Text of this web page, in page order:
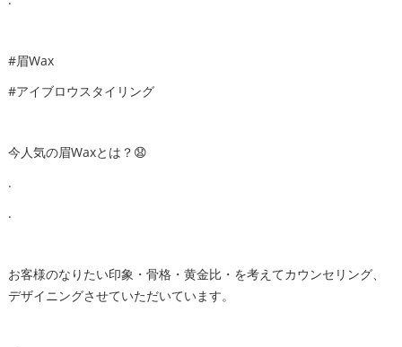
#眉Wax
#アイブロウスタイリング
今人気の眉Waxとは？😧
.
.
お客様のなりたい印象・骨格・黄金比・を考えてカウンセリング、
デザイニングさせていただいています。